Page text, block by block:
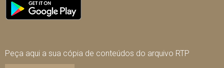
Peça aqui a sua cópia de conteúdos do arquivo RTP